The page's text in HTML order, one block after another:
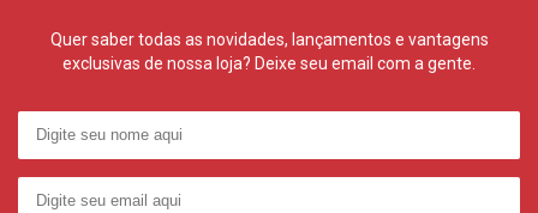
Quer saber todas as novidades, lançamentos e vantagens
exclusivas de nossa loja? Deixe seu email com a gente.